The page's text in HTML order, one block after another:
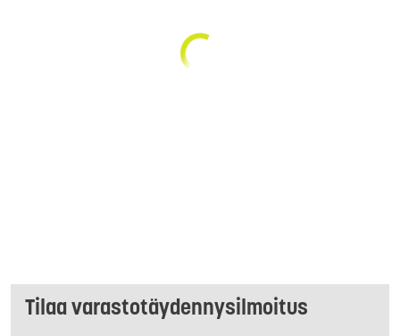
Tilaa varastotäydennysilmoitus